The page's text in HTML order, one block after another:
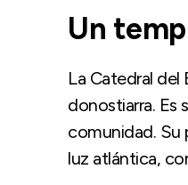
Un
La Catedral
donostiarra. Es
comunidad. Su
luz atlántica,